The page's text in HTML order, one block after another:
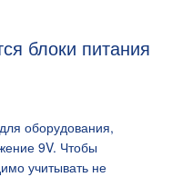
блоки питания
оборудования,
9V. Чтобы
учитывать не